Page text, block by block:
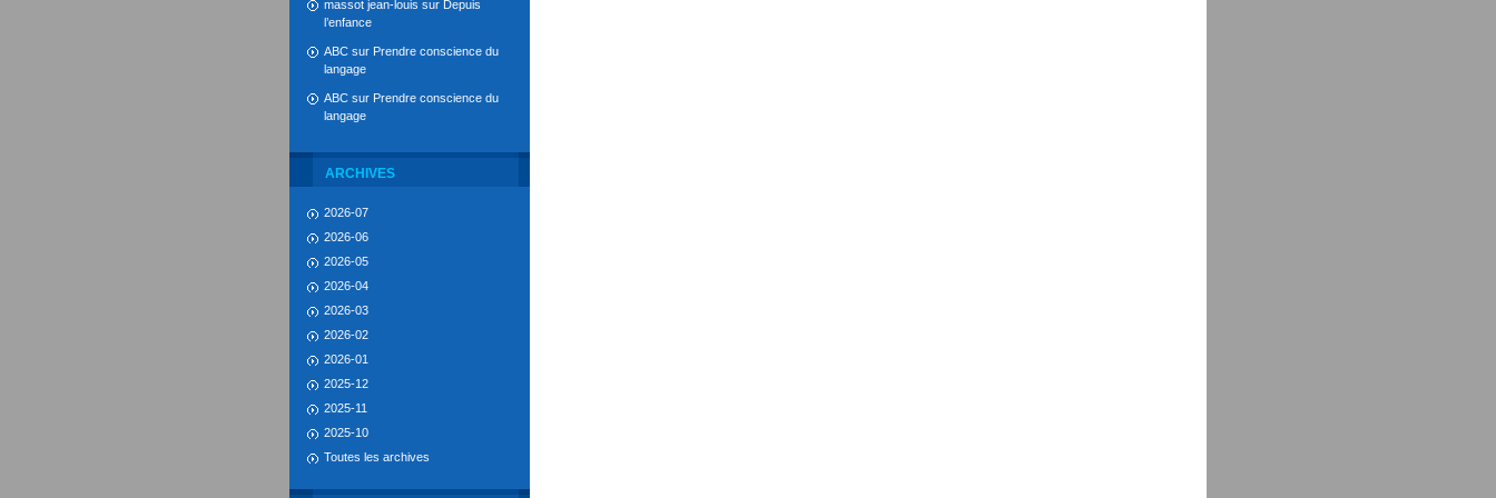
massot jean-louis sur Depuis
l’enfance
ABC sur Prendre conscience du
langage
ABC sur Prendre conscience du
langage
ARCHIVES
2026-07
2026-06
2026-05
2026-04
2026-03
2026-02
2026-01
2025-12
2025-11
2025-10
Toutes les archives